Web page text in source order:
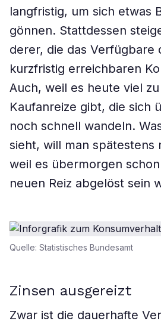
langfristig, um sich etwas
gönnen. Stattdessen
derer, die das Verfügbare
kurzfristig erreichbaren
Auch, weil es heute viel
Kaufanreize gibt, die sich
noch schnell wandeln.
sieht, will man spätestens
weil es übermorgen
neuen Reiz abgelöst sein
Quelle: Statistisches Bundesamt
Zinsen ausgereizt
Zwar ist die dauerhafte